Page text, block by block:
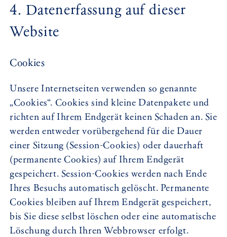
4. Datenerfassung auf dieser
Website
Cookies
Unsere Internetseiten verwenden so genannte
„Cookies“. Cookies sind kleine Datenpakete und
richten auf Ihrem Endgerät keinen Schaden an. Sie
werden entweder vorübergehend für die Dauer
einer Sitzung (Session-Cookies) oder dauerhaft
(permanente Cookies) auf Ihrem Endgerät
gespeichert. Session-Cookies werden nach Ende
Ihres Besuchs automatisch gelöscht. Permanente
Cookies bleiben auf Ihrem Endgerät gespeichert,
bis Sie diese selbst löschen oder eine automatische
Löschung durch Ihren Webbrowser erfolgt.